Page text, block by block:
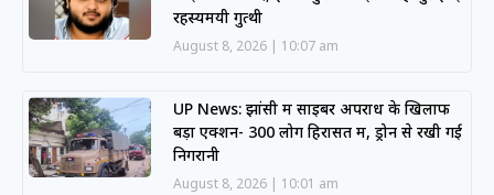
रहस्यमयी गुत्थी
August 8, 2026 10:07 am
UP News: झांसी में साइबर अपराध के खिलाफ
बड़ा एक्शन- 300 लोग हिरासत में, ड्रोन से रखी गई
निगरानी
August 8, 2026 10:01 am